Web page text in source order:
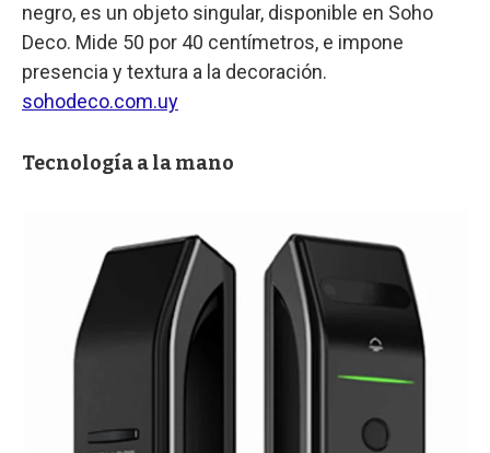
negro, es un objeto singular, disponible en Soho
Deco. Mide 50 por 40 centímetros, e impone
presencia y textura a la decoración.
sohodeco.com.uy
Tecnología a la mano